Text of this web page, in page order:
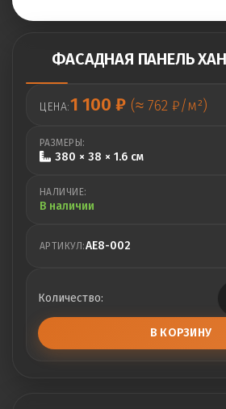
ФАСАДНАЯ ПАНЕЛЬ
ЦЕНА:1 100 ₽ (≈ 762 ₽/м²)
РАЗМЕРЫ:
380 × 38 × 1.6 см
НАЛИЧИЕ:
В наличии
АРТИКУЛ:AE8-002
Количество:
В КОРЗИНУ